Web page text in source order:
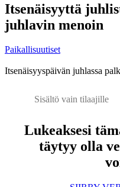
Itsenäisyyttä
juhlavin menoin
Paikallisuutiset
Itsenäisyyspäivän juhlassa
Sisältö vain tilaajille
Lukeaksesi
täytyy olla